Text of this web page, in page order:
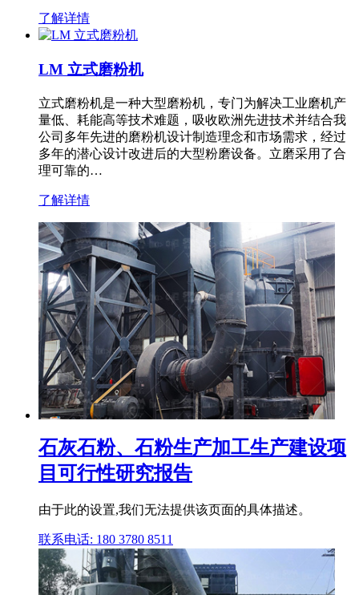
了解详情
LM 立式磨粉机
立式磨粉机是一种大型磨粉机，专门为解决工业磨机产
量低、耗能高等技术难题，吸收欧洲先进技术并结合我
公司多年先进的磨粉机设计制造理念和市场需求，经过
多年的潜心设计改进后的大型粉磨设备。立磨采用了合
理可靠的…
了解详情
石灰石粉、石粉生产加工生产建设项
目可行性研究报告
由于此的设置,我们无法提供该页面的具体描述。
联系电话: 180 3780 8511